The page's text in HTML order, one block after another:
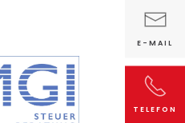
E-MAIL
TELEFON